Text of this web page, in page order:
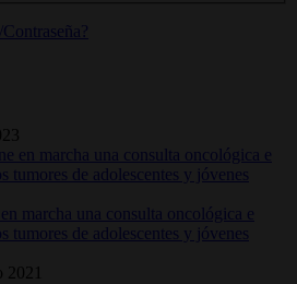
marcha una consulta oncológica e
tumores de adolescentes y jóvenes
2021